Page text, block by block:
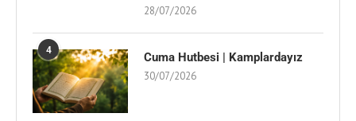
28/07/2026
4 Cuma Hutbesi | Kamplardayız
30/07/2026